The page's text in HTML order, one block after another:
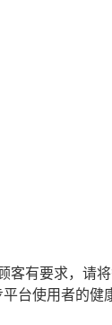
有要求，请
台使用者的健